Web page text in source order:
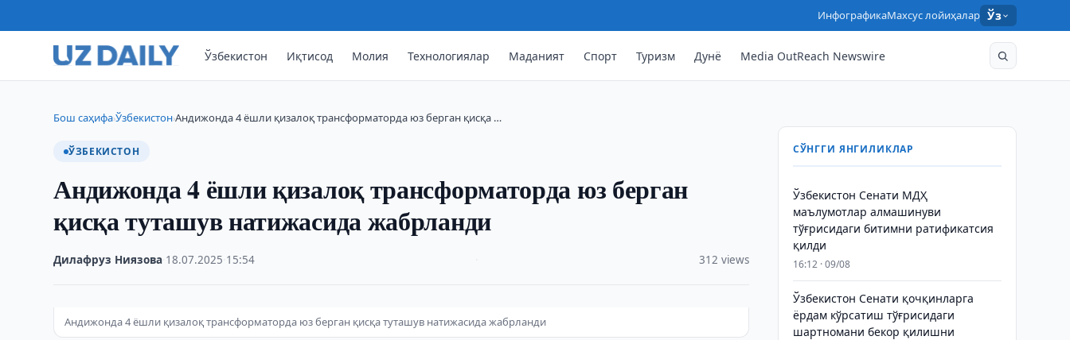
ИнфографикаМахсус лойиҳалар Ўз
Ўзбекистон Иқтисод Молия Технологиялар Маданият Спорт Туризм Дунё Media OutReach Newswire
Бош саҳифа›Ўзбекистон›Андижонда 4 ёшли қизалоқ трансформаторда юз берган қисқа …
ЎЗБЕКИСТОН
Андижонда 4 ёшли қизалоқ трансформаторда юз берган
қисқа туташув натижасида жабрланди
Дилафруз Ниязова 18.07.2025 15:54 312 views
Андижонда 4 ёшли қизалоқ трансформаторда юз берган қисқа туташув натижасида жабрланди
СЎНГГИ ЯНГИЛИКЛАР
Ўзбекистон Сенати МДҲ
маълумотлар алмашинуви
тўғрисидаги битимни ратификатсия
қилди
16:12 · 09/08
Ўзбекистон Сенати қочқинларга
ёрдам кўрсатиш тўғрисидаги
шартномани бекор қилишни